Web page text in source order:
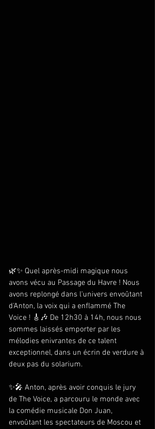
🌿✨ Quel après-midi magique nous
avons vécu au Passage du Havre ! Nous
avons replongé dans l'univers envoûtant
d'Anton, la voix qui a enflammé The
Voice ! 🎸🎶 De 12h30 à 14h, nous nous
sommes laissés emporter par les
mélodies enivrantes de ce talent
exceptionnel, dans un écrin de verdure à
deux pas du solarium.
✨🎤 Anton, après avoir conquis le jury
de The Voice, a parcouru le monde avec
la comédie musicale Don Juan,
envoûtant les spectateurs de Moscou et